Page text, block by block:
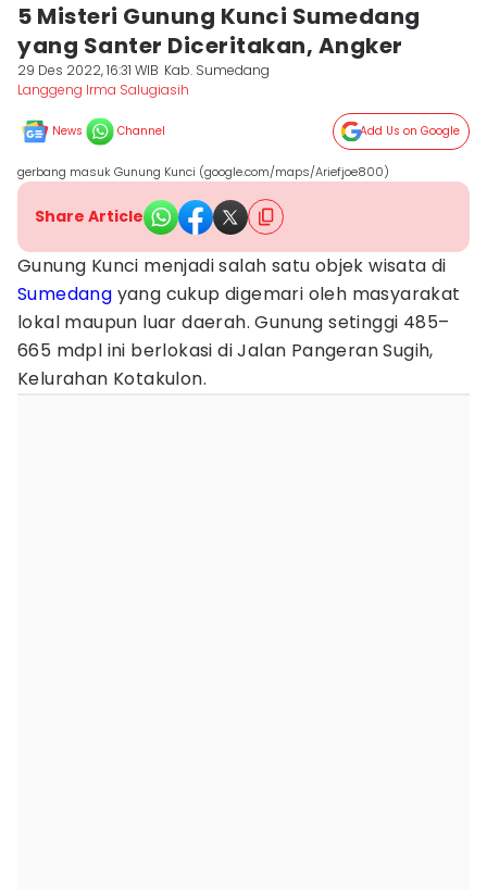
5 Misteri Gunung Kunci Sumedang
yang Santer Diceritakan, Angker
29 Des 2022, 16:31 WIB Kab. Sumedang
Langgeng Irma Salugiasih
News Channel Add Us on Google
gerbang masuk Gunung Kunci (google.com/maps/Ariefjoe800)
Share Article
Gunung Kunci menjadi salah satu objek wisata di
Sumedang yang cukup digemari oleh masyarakat
lokal maupun luar daerah. Gunung setinggi 485–
665 mdpl ini berlokasi di Jalan Pangeran Sugih,
Kelurahan Kotakulon.